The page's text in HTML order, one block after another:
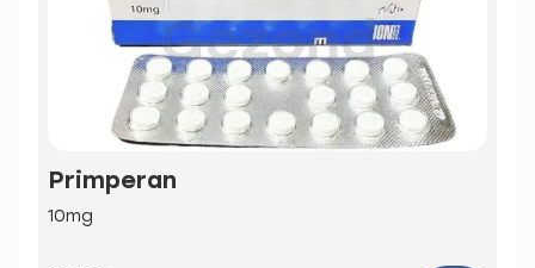
Primperan
10mg